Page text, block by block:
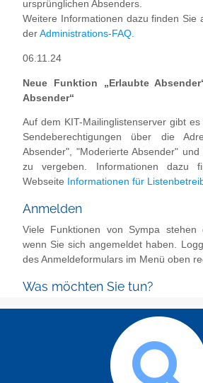
ursprünglichen Absenders.
Weitere Informationen dazu finden Sie
der Administrations-FAQ.
06.11.24
Neue Funktion „Erlaubte
Absender“
Auf dem KIT-Mailinglistenserver gibt
Sendeberechtigungen über die
Absender", "Moderierte Absender" und
zu vergeben. Informationen dazu
Webseite
Informationen für
Anmelden
Viele Funktionen von Sympa stehen
wenn Sie sich angemeldet haben.
des Anmeldeformulars im Menü oben
Was möchten Sie tun?